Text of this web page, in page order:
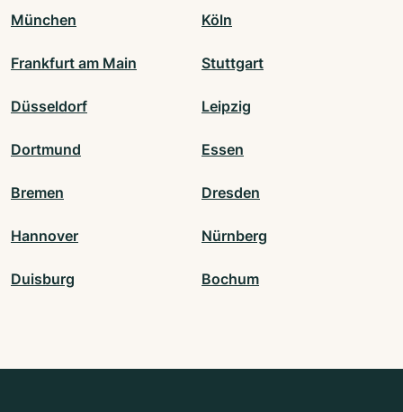
München Köln
Frankfurt am Main Stuttgart
Düsseldorf Leipzig
Dortmund Essen
Bremen Dresden
Hannover Nürnberg
Duisburg Bochum